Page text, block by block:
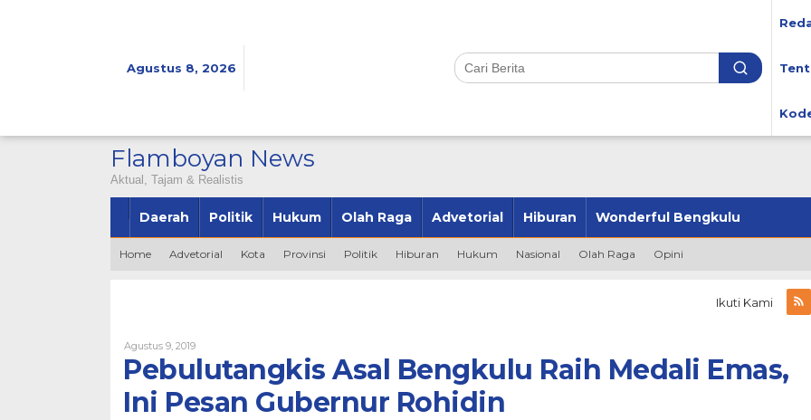
Agustus 8, 2026
Flamboyan News
Aktual, Tajam & Realistis
Daerah Politik Hukum Olah Raga Advetorial Hiburan Wonderful Bengkulu
Home Advetorial Kota Provinsi Politik Hiburan Hukum Nasional Olah Raga Opini
Ikuti Kami
Agustus 9, 2019Oleh
Bintang2345
Pebulutangkis Asal Bengkulu Raih Medali Emas,
Ini Pesan Gubernur Rohidin